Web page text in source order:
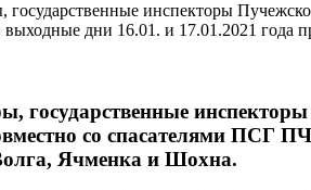
инспекторы
дни 16.01. и 17.01.2021 года
государственные
со спасателями ПСГ
Ячменка и Шохна.